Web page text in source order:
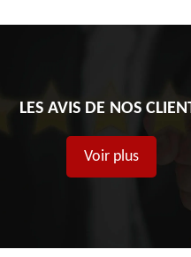
LES AVIS DE NOS
Voir plus